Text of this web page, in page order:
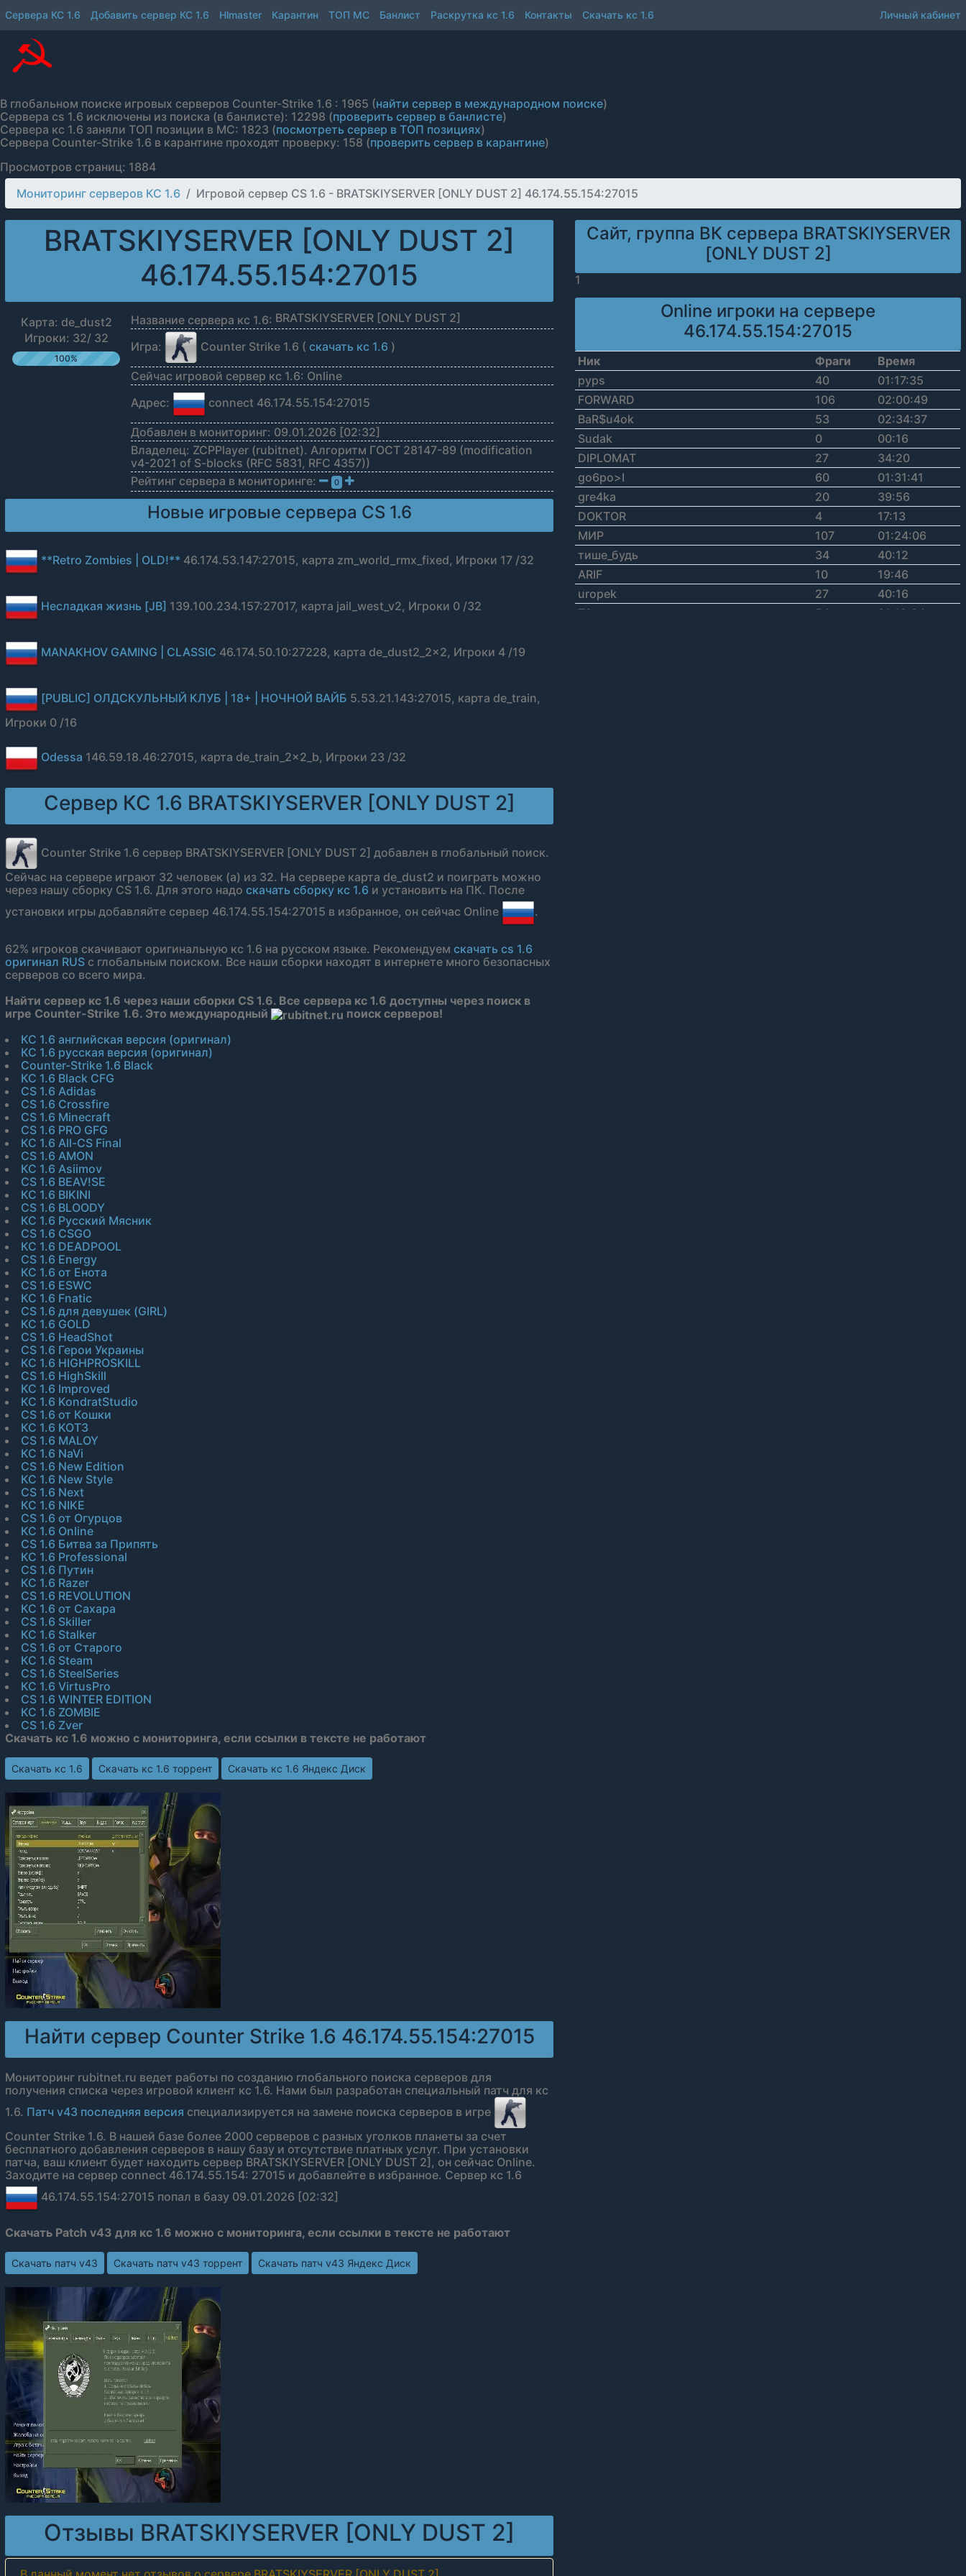
Сервера КС 1.6 Добавить сервер КС 1.6 Hlmaster Карантин ТОП МС Банлист Раскрутка кс 1.6 Контакты Скачать кс 1.6 Личный кабинет
В глобальном поиске игровых серверов Counter-Strike 1.6 : 1965 (найти сервер в международном поиске)
Сервера cs 1.6 исключены из поиска (в банлисте): 12298 (проверить сервер в банлисте)
Сервера кс 1.6 заняли ТОП позиции в МС: 1823 (посмотреть сервер в ТОП позициях)
Сервера Counter-Strike 1.6 в карантине проходят проверку: 158 (проверить сервер в карантине)
Просмотров страниц: 1884
Мониторинг серверов КС 1.6
Игровой сервер CS 1.6 - BRATSKIYSERVER [ONLY DUST 2] 46.174.55.154:27015
BRATSKIYSERVER [ONLY DUST 2]
46.174.55.154:27015
Карта: de_dust2
Игроки: 32/ 32
100%
Название сервера кс 1.6: BRATSKIYSERVER [ONLY DUST 2]
Игра: Counter Strike 1.6 ( скачать кс 1.6 )
Сейчас игровой сервер кс 1.6: Online
Адрес:
connect 46.174.55.154:27015
Добавлен в мониторинг: 09.01.2026 [02:32]
Владелец: ZCPPlayer (rubitnet). Алгоритм ГОСТ 28147-89 (modification
v4-2021 of S-blocks (RFC 5831, RFC 4357))
Рейтинг сервера в мониторинге:
0
Новые игровые сервера CS 1.6
**Retro Zombies | OLD!** 46.174.53.147:27015, карта zm_world_rmx_fixed, Игроки 17 /32
Несладкая жизнь [JB] 139.100.234.157:27017, карта jail_west_v2, Игроки 0 /32
MANAKHOV GAMING | CLASSIC 46.174.50.10:27228, карта de_dust2_2x2, Игроки 4 /19
[PUBLIC] ОЛДСКУЛЬНЫЙ КЛУБ | 18+ | НОЧНОЙ ВАЙБ 5.53.21.143:27015, карта de_train,
Игроки 0 /16
Odessa 146.59.18.46:27015, карта de_train_2x2_b, Игроки 23 /32
Сервер КС 1.6 BRATSKIYSERVER [ONLY DUST 2]
Counter Strike 1.6 сервер BRATSKIYSERVER [ONLY DUST 2] добавлен в глобальный поиск.
Сейчас на сервере играют 32 человек (а) из 32. На сервере карта de_dust2 и поиграть можно
через нашу сборку CS 1.6. Для этого надо скачать сборку кс 1.6 и установить на ПК. После
установки игры добавляйте сервер 46.174.55.154:27015 в избранное, он сейчас Online
.
62% игроков скачивают оригинальную кс 1.6 на русском языке. Рекомендуем скачать cs 1.6
оригинал RUS с глобальным поиском. Все наши сборки находят в интернете много безопасных
серверов со всего мира.
Найти сервер кс 1.6 через наши сборки CS 1.6. Все сервера кс 1.6 доступны через поиск в
игре Counter-Strike 1.6. Это международный
поиск серверов!
КС 1.6 английская версия (оригинал)
КС 1.6 русская версия (оригинал)
Counter-Strike 1.6 Black
КС 1.6 Black CFG
CS 1.6 Adidas
CS 1.6 Crossfire
CS 1.6 Minecraft
CS 1.6 PRO GFG
КС 1.6 All-CS Final
CS 1.6 AMON
КС 1.6 Asiimov
CS 1.6 BEAV!SE
КС 1.6 BIKINI
CS 1.6 BLOODY
КС 1.6 Русский Мясник
CS 1.6 CSGO
КС 1.6 DEADPOOL
CS 1.6 Energy
КС 1.6 от Енота
CS 1.6 ESWC
КС 1.6 Fnatic
CS 1.6 для девушек (GIRL)
КС 1.6 GOLD
CS 1.6 HeadShot
CS 1.6 Герои Украины
КС 1.6 HIGHPROSKILL
CS 1.6 HighSkill
КС 1.6 Improved
КС 1.6 KondratStudio
CS 1.6 от Кошки
КС 1.6 KOT3
CS 1.6 MALOY
КС 1.6 NaVi
CS 1.6 New Edition
КС 1.6 New Style
CS 1.6 Next
КС 1.6 NIKE
CS 1.6 от Огурцов
КС 1.6 Online
CS 1.6 Битва за Припять
КС 1.6 Professional
CS 1.6 Путин
КС 1.6 Razer
CS 1.6 REVOLUTION
КС 1.6 от Сахара
CS 1.6 Skiller
КС 1.6 Stalker
CS 1.6 от Старого
КС 1.6 Steam
CS 1.6 SteelSeries
КС 1.6 VirtusPro
CS 1.6 WINTER EDITION
КС 1.6 ZOMBIE
CS 1.6 Zver
Скачать кс 1.6 можно с мониторинга, если ссылки в тексте не работают
Скачать кс 1.6 Скачать кс 1.6 торрент Скачать кс 1.6 Яндекс Диск
Найти сервер Counter Strike 1.6 46.174.55.154:27015
Мониторинг rubitnet.ru ведет работы по созданию глобального поиска серверов для
получения списка через игровой клиент кс 1.6. Нами был разработан специальный патч для кс
1.6. Патч v43 последняя версия специализируется на замене поиска серверов в игре
Counter Strike 1.6. В нашей базе более 2000 серверов с разных уголков планеты за счет
бесплатного добавления серверов в нашу базу и отсутствие платных услуг. При установки
патча, ваш клиент будет находить сервер BRATSKIYSERVER [ONLY DUST 2], он сейчас Online.
Заходите на сервер connect 46.174.55.154: 27015 и добавлейте в избранное. Сервер кс 1.6
46.174.55.154:27015 попал в базу 09.01.2026 [02:32]
Скачать Patch v43 для кс 1.6 можно с мониторинга, если ссылки в тексте не работают
Скачать патч v43 Скачать патч v43 торрент Скачать патч v43 Яндекс Диск
Отзывы BRATSKIYSERVER [ONLY DUST 2]
Сайт, группа ВК сервера BRATSKIYSERVER
[ONLY DUST 2]
1
Online игроки на сервере
46.174.55.154:27015
Ник Фраги
Время
pyps
40
01:17:35
FORWARD
106
02:00:49
BaR$u4ok
53
02:34:37
Sudak
0
00:16
DIPLOMAT
27
34:20
go6po>I
60
01:31:41
gre4ka
20
39:56
DOKTOR
4
17:13
МИР
107
01:24:06
тише_будь
34
40:12
ARIF
10
19:46
uropek
27
40:16
T9
54
01:19:34